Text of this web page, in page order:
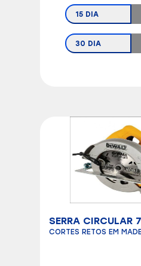
15 DIA
30 DIA
SERRA CIRCULAR
CORTES RETOS EM